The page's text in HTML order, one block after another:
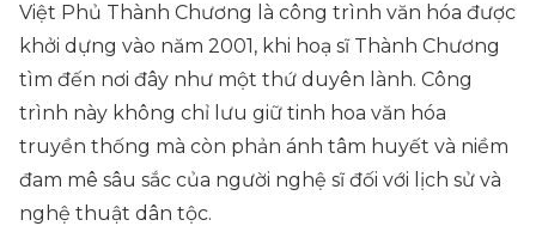
Việt Phủ Thành Chương là công trình văn hóa được
khởi dựng vào năm 2001, khi hoạ sĩ Thành Chương
tìm đến nơi đây như một thứ duyên lành. Công
trình này không chỉ lưu giữ tinh hoa văn hóa
truyền thống mà còn phản ánh tâm huyết và niềm
đam mê sâu sắc của người nghệ sĩ đối với lịch sử và
nghệ thuật dân tộc.